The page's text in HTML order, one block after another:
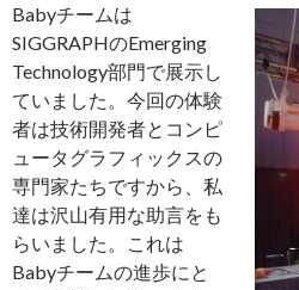
Babyチームは
SIGGRAPHのEmerging
Technology部門で展示し
ていました。今回の体験
者は技術開発者とコンピ
ュータグラフィックスの
専門家たちですから、私
達は沢山有用な助言をも
らいました。これは
Babyチームの進歩にと